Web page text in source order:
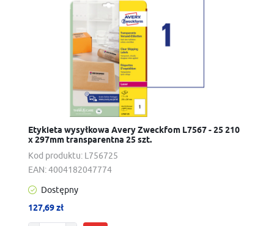
Kod produktu: L756725
Etykieta wysyłkowa Avery Zweckfom L7567 - 25 210
x 297mm transparentna 25 szt.
EAN:4004182047774
Dostępny
127,69 zł